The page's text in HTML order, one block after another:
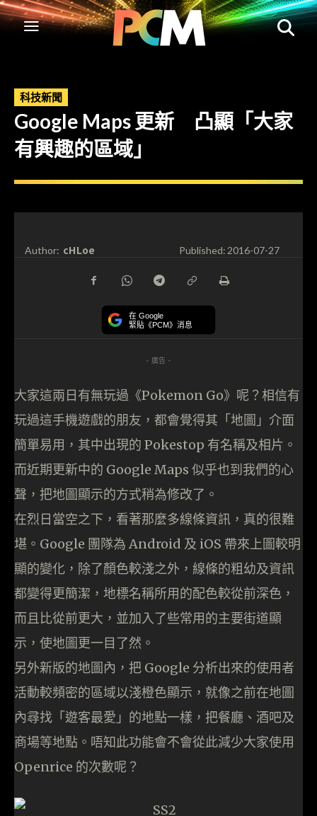
科技新聞
Google Maps 更新 凸顯「大家
有興趣的區域」
Author: cHLoe Published:2016-07-27
在 Google
緊貼《PCM》消息
- 廣告 -
大家這兩日有無玩過《Pokemon Go》呢？相信有
玩過這手機遊戲的朋友，都會覺得其「地圖」介面
簡單易用，其中出現的 Pokestop 有名稱及相片。
而近期更新中的 Google Maps 似乎也到我們的心
聲，把地圖顯示的方式稍為修改了。
在烈日當空之下，看著那麼多線條資訊，真的很難
堪。Google 團隊為 Android 及 iOS 帶來上圖較明
顯的變化，除了顏色較淺之外，線條的粗幼及資訊
都變得更簡潔，地標名稱所用的配色較從前深色，
而且比從前更大，並加入了些常用的主要街道顯
示，使地圖更一目了然。
另外新版的地圖內，把 Google 分析出來的使用者
活動較頻密的區域以淺橙色顯示，就像之前在地圖
內尋找「遊客最愛」的地點一樣，把餐廳、酒吧及
商場等地點。唔知此功能會不會從此減少大家使用
Openrice 的次數呢？